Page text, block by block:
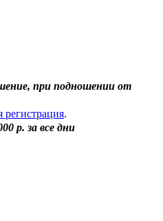
при подношении от
регистрация.
р. за все дни